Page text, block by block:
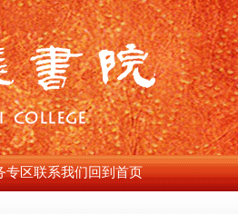
专区联系我们回到首页